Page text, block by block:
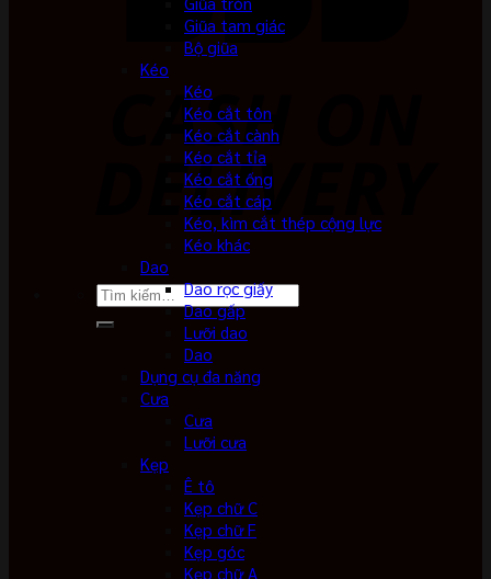
Tìm
Giũa tam giác
Bộ giũa
Kéo
Kéo
Kéo cắt tôn
Kéo cắt cành
Kéo cắt tỉa
Kéo cắt ống
Kéo cắt cáp
Kéo, kìm cắt thép cộng lực
Kéo khác
Dao
Dao rọc giấy
Dao gấp
Lưỡi dao
Dao
Dụng cụ đa năng
Cưa
Cưa
Lưỡi cưa
Kẹp
Ê tô
Kẹp chữ C
Kẹp chữ F
Kẹp góc
Kẹp chữ A